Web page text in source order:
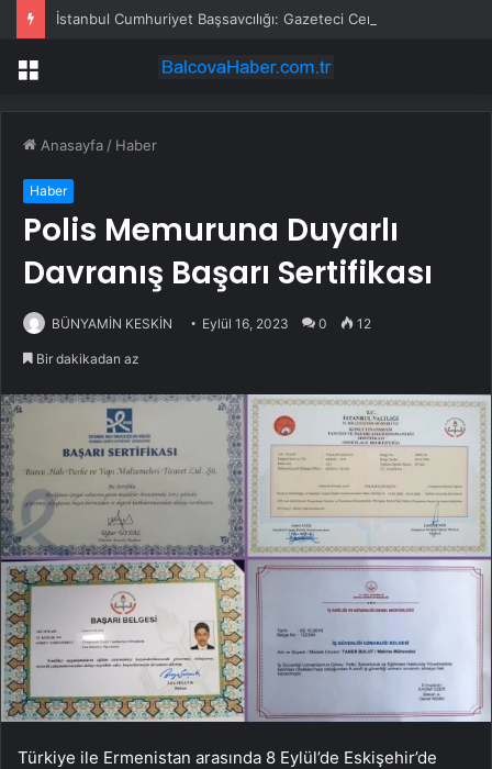
Menü
Anasayfa / Haber
Haber
Polis Memuruna Duyarlı
Davranış Başarı Sertifikası
BÜNYAMİN KESKİN Eylül 16, 2023 0 12
Bir dakikadan az
Türkiye ile Ermenistan arasında 8 Eylül’de Eskişehir’de